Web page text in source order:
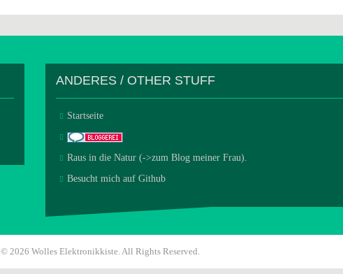
ANDERES / OTHER STUFF
Startseite
Raus in die Natur (->zum Blog meiner Frau).
Besucht mich auf Github
© 2026 Wolles Elektronikkiste. All Rights Reserved.